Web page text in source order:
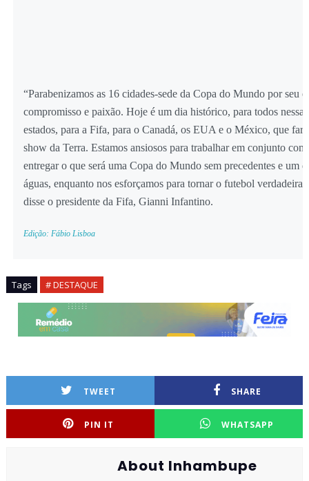
“Parabenizamos as 16 cidades-sede da Copa do Mundo por seu
compromisso e paixão. Hoje é um dia histórico, para todos
estados, para a Fifa, para o Canadá, os EUA e o México, que
show da Terra. Estamos ansiosos para trabalhar em conjunto com
entregar o que será uma Copa do Mundo sem precedentes e um
águas, enquanto nos esforçamos para tornar o futebol
disse o presidente da Fifa, Gianni Infantino.
Edição: Fábio Lisboa
Tags # DESTAQUE
TWEET SHARE
PIN IT WHATSAPP
About Inhambupe